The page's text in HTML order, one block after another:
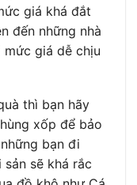
giá khá đắt
đến những nhà
giá dễ chịu
thì bạn hãy
xốp để bảo
bạn đi
sẽ khá rắc